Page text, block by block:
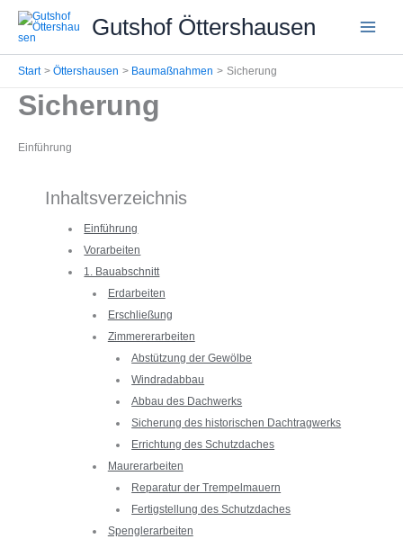
Inhalt
springen
Gutshof Öttershausen
Start Öttershausen Baumaßnahmen Sicherung
Sicherung
Einführung
Inhaltsverzeichnis
Einführung
Vorarbeiten
1. Bauabschnitt
Erdarbeiten
Erschließung
Zimmererarbeiten
Abstützung der Gewölbe
Windradabbau
Abbau des Dachwerks
Sicherung des historischen Dachtragwerks
Errichtung des Schutzdaches
Maurerarbeiten
Reparatur der Trempelmauern
Fertigstellung des Schutzdaches
Spenglerarbeiten